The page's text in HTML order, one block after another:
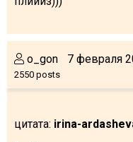
o_gon
2550 posts
7 февраля
цитата: irina-